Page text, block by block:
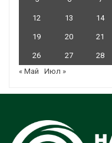
12 13 14
19 20 21
26 27 28
« Май
Июл »